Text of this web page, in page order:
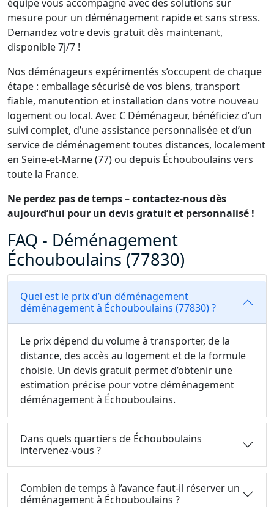
équipe vous accompagne avec des solutions sur
mesure pour un déménagement rapide et sans stress.
Demandez votre devis gratuit dès maintenant,
disponible 7j/7 !
Nos déménageurs expérimentés s’occupent de chaque
étape : emballage sécurisé de vos biens, transport
fiable, manutention et installation dans votre nouveau
logement ou local. Avec C Déménageur, bénéficiez d’un
suivi complet, d’une assistance personnalisée et d’un
service de déménagement toutes distances, localement
en Seine-et-Marne (77) ou depuis Échouboulains vers
toute la France.
Ne perdez pas de temps – contactez-nous dès
aujourd’hui pour un devis gratuit et personnalisé !
FAQ - Déménagement
Échouboulains (77830)
Quel est le prix d’un déménagement
déménagement à Échouboulains (77830) ?
Le prix dépend du volume à transporter, de la
distance, des accès au logement et de la formule
choisie. Un devis gratuit permet d’obtenir une
estimation précise pour votre déménagement
déménagement à Échouboulains.
Dans quels quartiers de Échouboulains
intervenez-vous ?
Combien de temps à l’avance faut-il réserver un
déménagement à Échouboulains ?